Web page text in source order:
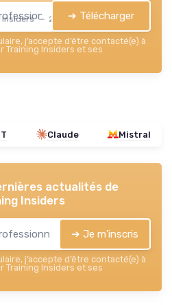
Insiders — 2026➔ Télécharger
j’accepte d’être contacté(e) à
Training Insiders et ses
Claude Mistral
actualités de
Insiders
➔ Je m'inscris
j’accepte d’être contacté(e) à
Training Insiders et ses